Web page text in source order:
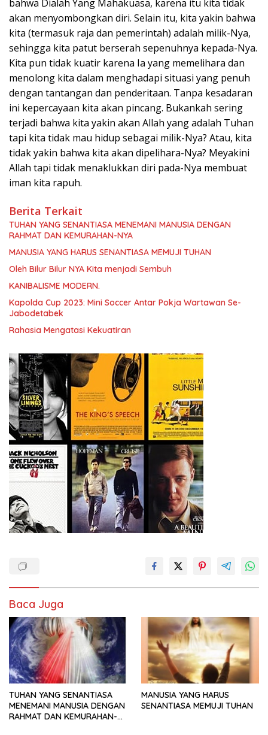
bahwa Dialah Yang Mahakuasa, karena itu kita tidak
akan menyombongkan diri. Selain itu, kita yakin bahwa
kita (termasuk raja dan pemerintah) adalah milik-Nya,
sehingga kita patut berserah sepenuhnya kepada-Nya.
Kita pun tidak kuatir karena Ia yang memelihara dan
menolong kita dalam menghadapi situasi yang penuh
dengan tantangan dan penderitaan. Tanpa kesadaran
ini kepercayaan kita akan pincang. Bukankah sering
terjadi bahwa kita yakin akan Allah yang adalah Tuhan
tapi kita tidak mau hidup sebagai milik-Nya? Atau, kita
tidak yakin bahwa kita akan dipelihara-Nya? Meyakini
Allah tapi tidak menaklukkan diri pada-Nya membuat
iman kita rapuh.
Berita Terkait
TUHAN YANG SENANTIASA MENEMANI MANUSIA DENGAN
RAHMAT DAN KEMURAHAN-NYA
MANUSIA YANG HARUS SENANTIASA MEMUJI TUHAN
Oleh Bilur Bilur NYA Kita menjadi Sembuh
KANIBALISME MODERN.
Kapolda Cup 2023: Mini Soccer Antar Pokja Wartawan Se-
Jabodetabek
Rahasia Mengatasi Kekuatiran
Baca Juga
TUHAN YANG SENANTIASA
MENEMANI MANUSIA DENGAN
RAHMAT DAN KEMURAHAN-
MANUSIA YANG HARUS
SENANTIASA MEMUJI TUHAN